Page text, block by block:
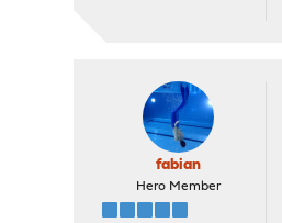
fabian
Hero Member